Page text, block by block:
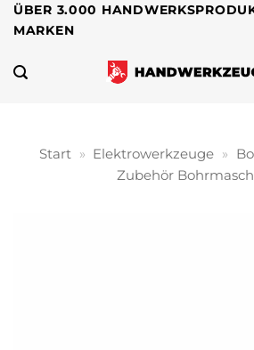
Zum
Inhalt
springen
ÜBER 3.000
MARKEN
Start » Elektrowerkzeuge »
Zubehör